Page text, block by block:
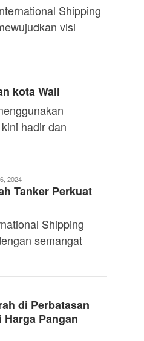
Shipping
visi
kota Wali
hadir dan
2024
Tanker Perkuat
Shipping
semangat
di Perbatasan
Pangan